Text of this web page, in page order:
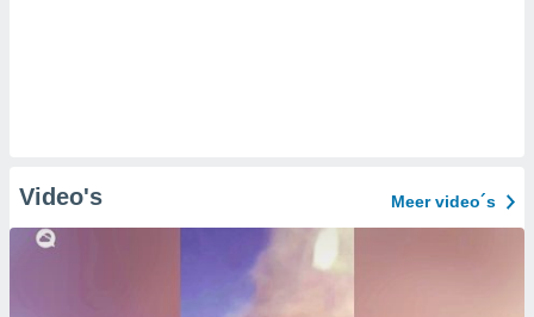
Video's Meer video´s